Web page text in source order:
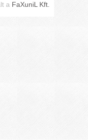
a FaXuniL Kft.